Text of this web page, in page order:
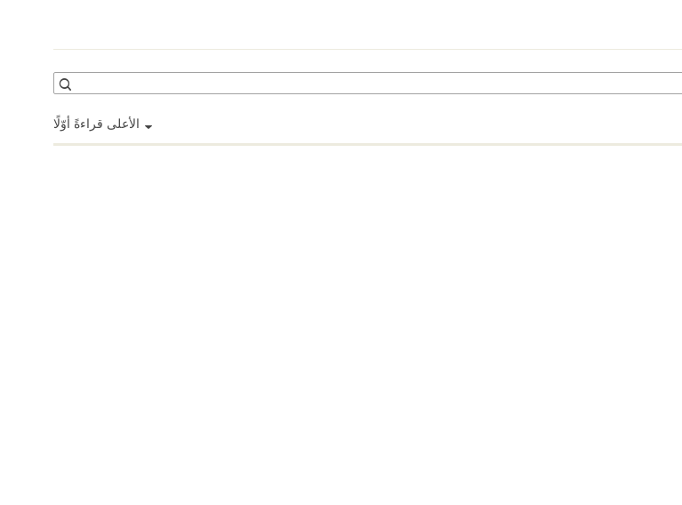
الأعلى قراءةً أوّلًا